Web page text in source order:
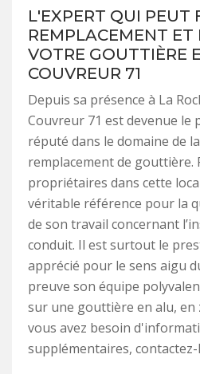
L'EXPERT QUI PEUT
REMPLACEMENT ET
VOTRE GOUTTIÈRE
COUVREUR 71
Depuis sa présence à La
Couvreur 71 est devenue le
réputé dans le domaine de
remplacement de gouttière.
propriétaires dans cette
véritable référence pour la
de son travail concernant
conduit. Il est surtout le
apprécié pour le sens aigu
preuve son équipe
sur une gouttière en alu, en
vous avez besoin
supplémentaires, contactez-